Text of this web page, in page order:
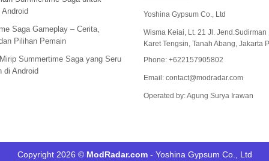
Saga Gameplay – Cerita,
Pilihan Pemain
Summertime Saga yang Seru
di Android
Yoshina Gypsum Co., Ltd
Wisma Keiai, Lt. 21 Jl. Jend.Sudirman
Karet Tengsin, Tanah Abang, Jakarta
Phone: +622157905802
Email: contact@modradar.com
Operated by: Agung Surya Irawan
Copyright 2026 © ModRadar.com- Yoshina Gypsum Co., Ltd